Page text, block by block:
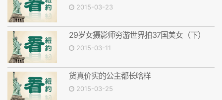
2015-03-23
29岁女摄影师穷游世界拍37国美女（下）
2015-03-11
货真价实的公主都长啥样
2015-03-25